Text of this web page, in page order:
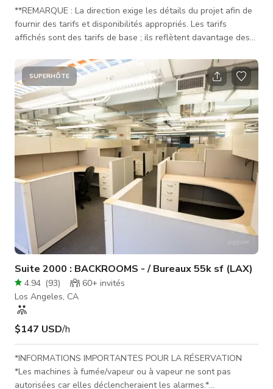
**REMARQUE : La direction exige les détails du projet afin de
fournir des tarifs et disponibilités appropriés. Les tarifs
affichés sont des tarifs de base ; ils reflètent davantage des
grands événements. La direction devra examiner les détails
officiels du projet pour fournir des tarifs officiels.** 10 000
pieds carrés d'espace Grille d'éclairage personnalisée et
programmable contrôlable via iPad par DMX Climatisation
comp
SUPERHÔTE
Suite 2000 : BACKROOMS - / Bureaux 55k sf (LAX)
4.94 (93) 60+ invités
Los Angeles, CA
$147 USD/h
*INFORMATIONS IMPORTANTES POUR LA RÉSERVATION
*Les machines à fumée/vapeur ou à vapeur ne sont pas
autorisées car elles déclencheraient les alarmes.*